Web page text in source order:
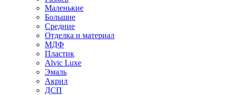
Маленькие
Большие
Средние
Отделка и материал
МДФ
Пластик
Alvic Luxe
Эмаль
Акрил
ДСП